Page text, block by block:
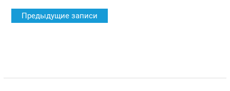
Навигация
поПредыдущие записи